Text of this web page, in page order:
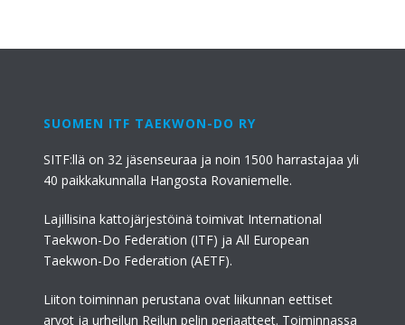
SUOMEN ITF TAEKWON-DO RY
SITF:llä on 32 jäsenseuraa ja noin 1500 harrastajaa yli
40 paikkakunnalla Hangosta Rovaniemelle.
Lajillisina kattojärjestöinä toimivat International
Taekwon-Do Federation (ITF) ja All European
Taekwon-Do Federation (AETF).
Liiton toiminnan perustana ovat liikunnan eettiset
arvot ja urheilun Reilun pelin periaatteet. Toiminnassa